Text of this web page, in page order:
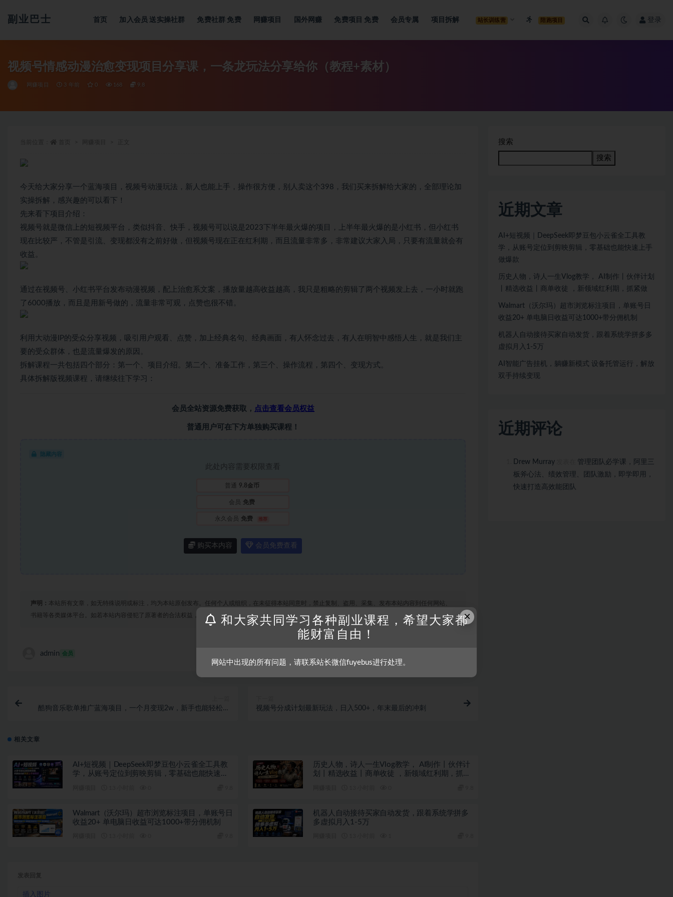
副业巴士 首页 加入会员 送实操社群 免费社群 免费 网赚项目 国外网赚 免费项目 免费 会员专属 项目拆解 站长训练营 陪跑项目 登录
视频号情感动漫治愈变现项目分享课，一条龙玩法分享给你（教程+素材）
网赚项目 3 年前 0 168 9.8
今天给大家分享一个蓝海项目，视频号动漫玩法，新人也能上手，操作很方便，别人卖这个398，我们买来拆解给大家的，全部理论加
实操拆解，感兴趣的可以看下！
先来看下项目介绍：
视频号就是微信上的短视频平台，类似抖音、快手，视频号可以说是2023下半年最火爆的项目，上半年最火爆的是小红书，但小红书
现在比较严，不管是引流、变现都没有之前好做，但视频号现在正在红利期，而且流量非常多，非常建议大家入局，只要有流量就会有
收益。
通过在视频号、小红书平台发布动漫视频，配上治愈系文案，播放量越高收益越高，我只是粗略的剪辑了两个视频发上去，一小时就跑
了6000播放，而且是用新号做的，流量非常可观，点赞也很不错。
利用大动漫IP的受众分享视频，吸引用户观看、点赞，加上经典名句、经典画面，有人怀念过去，有人在明智中感悟人生，就是我们主
要的受众群体，也是流量爆发的原因。
拆解课程一共包括四个部分：第一个、项目介绍。第二个、准备工作，第三个、操作流程，第四个、变现方式。
具体拆解版视频课程，请继续往下学习：
会员全站资源免费获取， 点击查看会员权益
普通用户可在下方单独购买课程！
隐藏内容
此处内容需要权限查看
普通 9.8金币
会员 免费
永久会员 免费 推荐
购买本内容 会员免费查看
声明： 本站所有文章，如无特殊说明或标注，均为本站原创发布。任何个人或组织，在未征得本站同意时，禁止复制、盗用、采集、发布本站内容到任何网站、
书籍等各类媒体平台。如若本站内容侵犯了原著者的合法权益，可联系我们进行处理。
admin 会员
酷狗音乐歌单推广蓝海项目，一个月变现2w，新手也能轻松躺
视频号分成计划最新玩法，日入500+，年末最后的冲刺
相关文章
AI+短视频｜DeepSeek即梦豆包小云雀全工具教
学，从账号定位到剪映剪辑，零基础也能快速上
历史人物，诗人一生Vlog教学， AI制作丨伙伴计
划丨精选收益丨商单收徒 ，新领域红利期，抓紧
Walmart（沃尔玛）超市浏览标注项目，单账号日
收益20+ 单电脑日收益可达1000+带分佣机制
机器人自动接待买家自动发货，跟着系统学拼多
多虚拟月入1-5万
插入图片
搜索
搜索
近期文章
AI+短视频｜DeepSeek即梦豆包小云雀全工具教
学，从账号定位到剪映剪辑，零基础也能快速上手
做爆款
历史人物，诗人一生Vlog教学， AI制作丨伙伴计划
丨精选收益丨商单收徒 ，新领域红利期，抓紧做
Walmart（沃尔玛）超市浏览标注项目，单账号日
收益20+ 单电脑日收益可达1000+带分佣机制
机器人自动接待买家自动发货，跟着系统学拼多多
虚拟月入1-5万
AI智能广告挂机，躺赚新模式 设备托管运行，解放
双手持续变现
近期评论
Drew Murray
管理团队必学课，阿里三
板斧心法、绩效管理、团队激励，即学即用，
快速打造高效能团队
×
和大家共同学习各种副业课程，希望大家都
能财富自由！
网站中出现的所有问题，请联系站长微信fuyebus进行处理。